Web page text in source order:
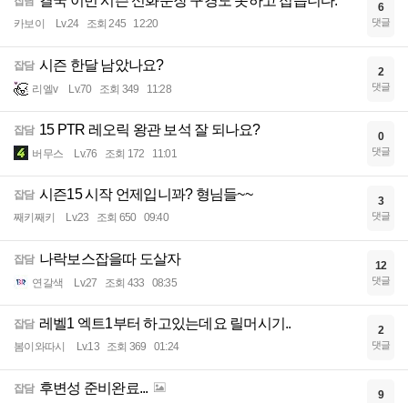
카보이 Lv.24 조회 245 12:20
6
댓글
잡담 시즌 한달 남았나요?
리엘v Lv.70 조회 349 11:28
2
댓글
잡담 15 PTR 레오릭 왕관 보석 잘 되나요?
버무스 Lv.76 조회 172 11:01
0
댓글
잡담 시즌15 시작 언제입니꽈? 형님들~~
째키째키 Lv.23 조회 650 09:40
3
댓글
잡담 나락보스잡을따 도살자
연갈색 Lv.27 조회 433 08:35
12
댓글
잡담 레벨1 엑트1부터 하고있는데요 릴머시기..
봄이와따시 Lv.13 조회 369 01:24
2
댓글
잡담 후변성 준비완료... 9